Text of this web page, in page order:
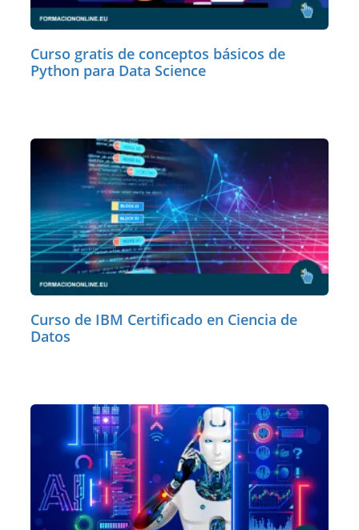
Curso gratis de conceptos básicos de
Python para Data Science
Curso de IBM Certificado en Ciencia de
Datos